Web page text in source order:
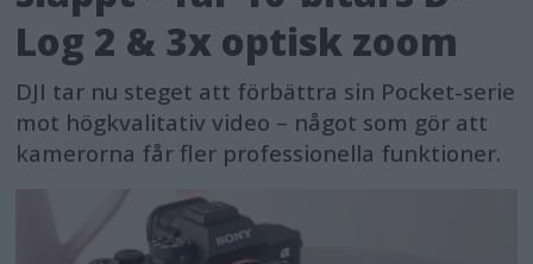
Log 2 & 3x optisk zoom
DJI tar nu steget att förbättra sin Pocket-serie
mot högkvalitativ video – något som gör att
kamerorna får fler professionella funktioner.